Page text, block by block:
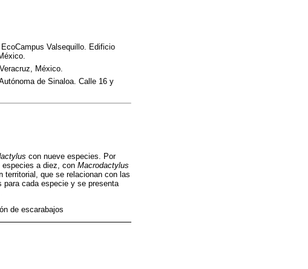
Valsequillo. Edificio
México.
de Sinaloa. Calle 16 y
con nueve especies. Por
a diez, con Macrodactylus
territorial, que se relacionan con las
para cada especie y se presenta
de escarabajos